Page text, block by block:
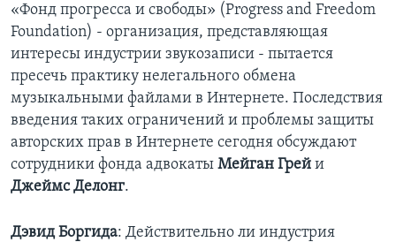
ДЕТАЛИ
НЬЮ-ЙОРК NEW YORK
АМЕРИКА. БОЛЬШОЕ ПУТЕШЕСТВИЕ
АМЕРИКАНСКИЕ ГОРОДКИ
ТЕСТЫ
УЧИМ АНГЛИЙСКИЙ
ВИДЕО
ПОДПИСКА НА НОВОСТИ
Learning English
СОЦИАЛЬНЫЕ СЕТИ
«Фонд прогресса и свободы» (Progress and Freedom
Foundation) - организация, представляющая
интересы индустрии звукозаписи - пытается
пресечь практику нелегального обмена
музыкальными файлами в Интернете. Последствия
введения таких ограничений и проблемы защиты
авторских прав в Интернете сегодня обсуждают
сотрудники фонда адвокаты Мейган Грей и
Джеймс Делонг.
Дэвид Боргида: Действительно ли индустрия